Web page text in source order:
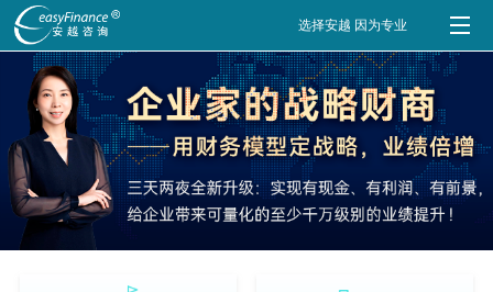
选择安越 因为专业